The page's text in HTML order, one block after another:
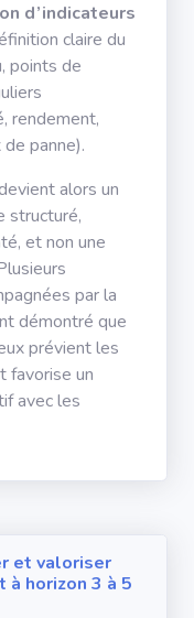
d’indicateurs
claire du
points de
rendement,
panne).
alors un
structuré,
et non une
par la
démontré que
prévient les
favorise un
avec les
et valoriser
à horizon 3 à 5